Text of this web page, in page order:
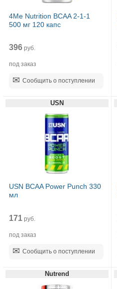
4Me Nutrition BCAA 2-1-1
500 мг 120 капс
396руб.
под заказ
Сообщить о поступлении
USN
USN BCAA Power Punch 330
мл
171руб.
под заказ
Сообщить о поступлении
Nutrend